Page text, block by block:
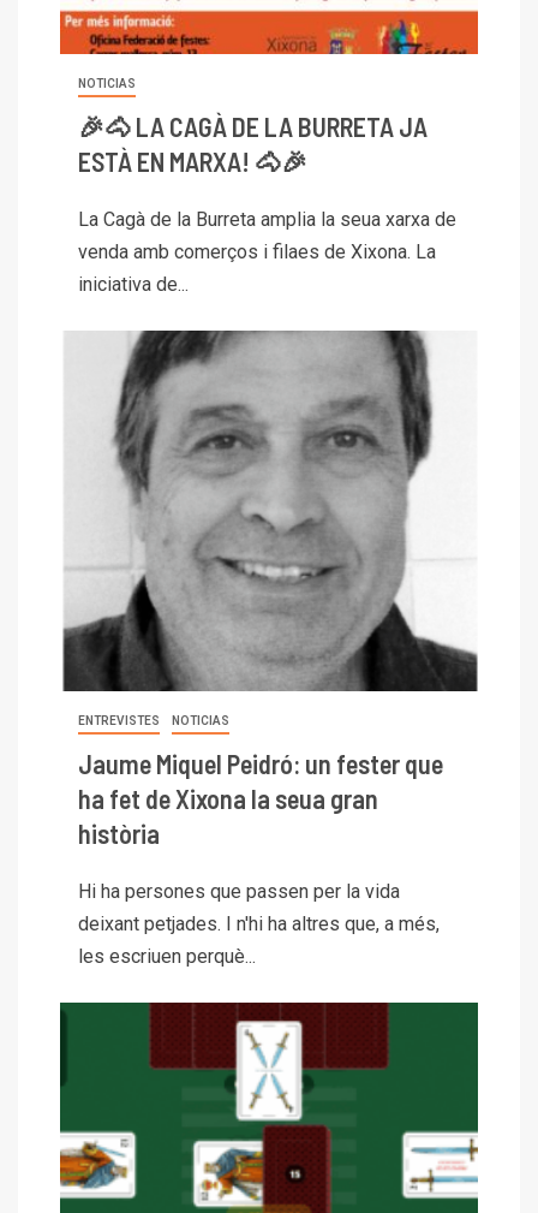
NOTICIAS
🎉🐴 LA CAGÀ DE LA BURRETA JA
ESTÀ EN MARXA! 🐴🎉
La Cagà de la Burreta amplia la seua xarxa de
venda amb comerços i filaes de Xixona. La
iniciativa de...
ENTREVISTES NOTICIAS
Jaume Miquel Peidró: un fester que
ha fet de Xixona la seua gran
història
Hi ha persones que passen per la vida
deixant petjades. I n'hi ha altres que, a més,
les escriuen perquè...